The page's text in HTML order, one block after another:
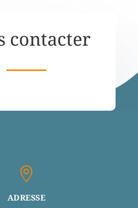
contacter

ADRESSE